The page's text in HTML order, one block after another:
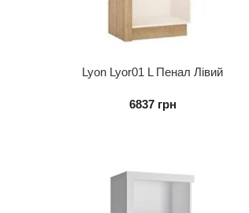
Lyon Lyor01 L Пенал Лівий
6837 грн